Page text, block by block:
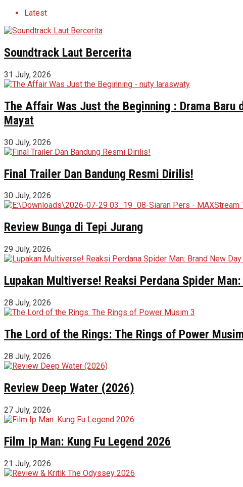
Latest
Soundtrack Laut Bercerita
31 July, 2026
The Affair Was Just the Beginning : Drama Baru
Mayat
30 July, 2026
Final Trailer Dan Bandung Resmi Dirilis!
30 July, 2026
Review Bunga di Tepi Jurang
29 July, 2026
Lupakan Multiverse! Reaksi Perdana Spider
28 July, 2026
The Lord of the Rings: The Rings of Power
28 July, 2026
Review Deep Water (2026)
27 July, 2026
Film Ip Man: Kung Fu Legend 2026
21 July, 2026